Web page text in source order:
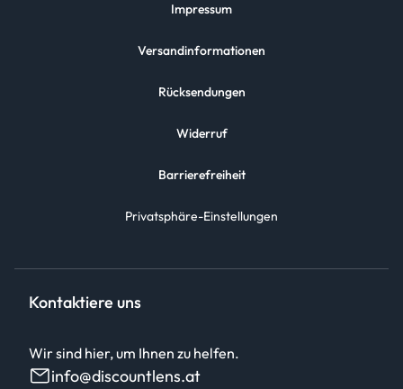
Impressum
Versandinformationen
Rücksendungen
Widerruf
Barrierefreiheit
Privatsphäre-Einstellungen
Kontaktiere uns
Wir sind hier, um Ihnen zu helfen.
info@discountlens.at